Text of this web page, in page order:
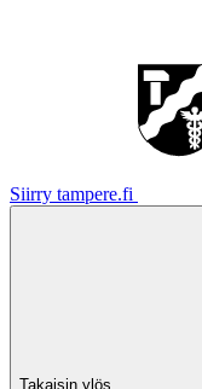
Siirry tampere.fi
Takaisin ylös